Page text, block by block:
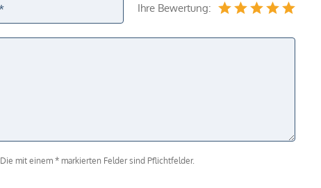
Ihre Bewertung:
Die mit einem * markierten Felder sind Pflichtfelder.